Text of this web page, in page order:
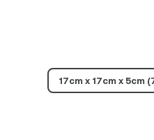
17cm x 17cm x 5cm